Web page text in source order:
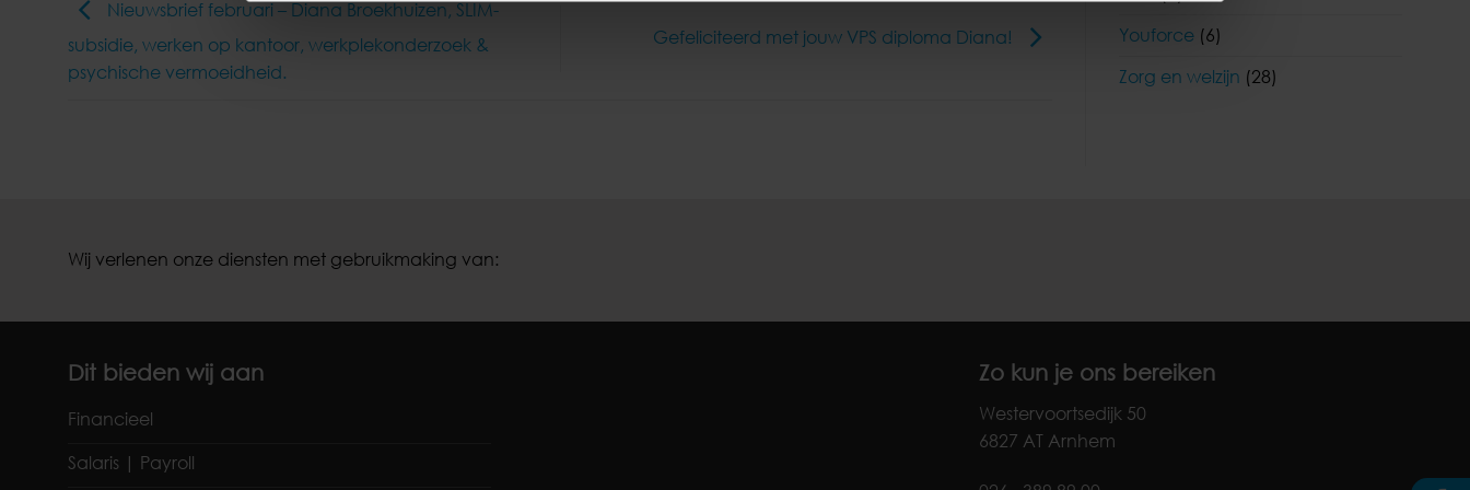
Nieuwsbrief februari – Diana Broekhuizen, SLIM-
subsidie, werken op kantoor, werkplekonderzoek &
psychische vermoeidheid.
Gefeliciteerd met jouw VPS diploma Diana!
Youforce (6)
Zorg en welzijn (28)
Wij verlenen onze diensten met gebruikmaking van:
Dit bieden wij aan
Financieel
Salaris | Payroll
Zo kun je ons bereiken
Westervoortsedijk 50
6827 AT Arnhem